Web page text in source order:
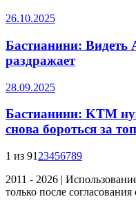
26.10.2025
Бастианини: Видеть
раздражает
28.09.2025
Бастианини: KTM
снова бороться за топ
1 из 91 23456789
2011 - 2026 |
только после